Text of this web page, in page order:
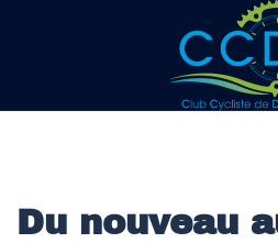
Du nouveau